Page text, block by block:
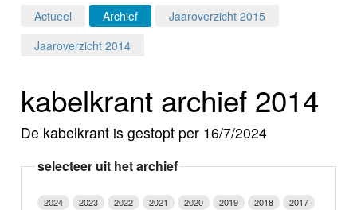
Programma's
Actueel Archief
Jaaroverzicht 2015
Jaaroverzicht 2014
kabelkrant archief 2014
De kabelkrant is gestopt per 16/7/2024
selecteer uit het archief
2024 2023 2022 2021 2020 2019 2018
2017